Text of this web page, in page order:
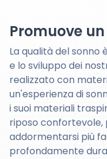
Promuove
La qualità del
e lo sviluppo dei
realizzato con
un'esperienza di
i suoi materiali
riposo
addormentarsi più
profondamente